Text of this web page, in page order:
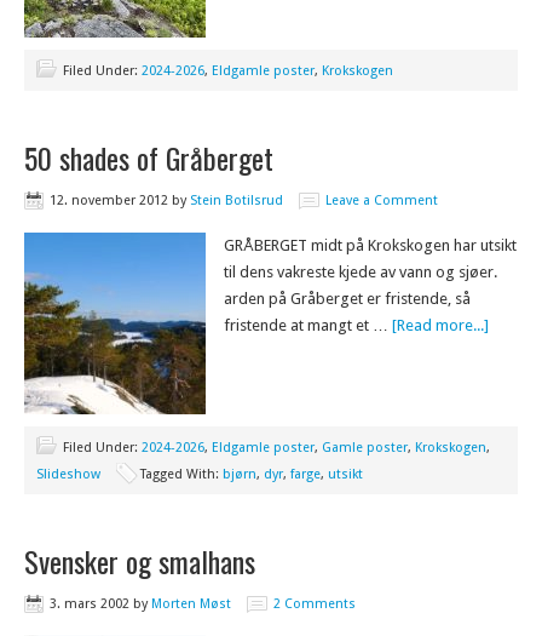
Filed Under: 2024-2026, Eldgamle poster, Krokskogen
50 shades of Gråberget
12. november 2012 by Stein Botilsrud Leave a Comment
GRÅBERGET midt på Krokskogen har utsikt
til dens vakreste kjede av vann og sjøer.
arden på Gråberget er fristende, så
fristende at mangt et … [Read more...]
Filed Under: 2024-2026, Eldgamle poster, Gamle poster, Krokskogen,
Slideshow
Tagged With: bjørn, dyr, farge, utsikt
Svensker og smalhans
3. mars 2002 byMorten Møst 2 Comments